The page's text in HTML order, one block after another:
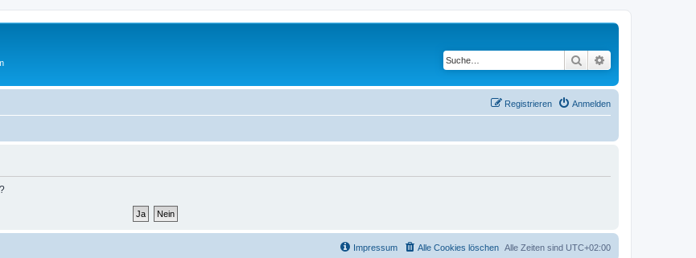
Suche
Anmelden
Registrieren
Alle Zeiten sind UTC+02:00
Alle Cookies löschen
Impressum